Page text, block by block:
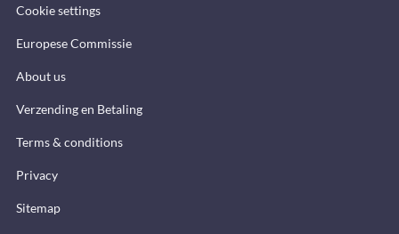
Cookie settings
Europese Commissie
About us
Verzending en Betaling
Terms & conditions
Privacy
Sitemap